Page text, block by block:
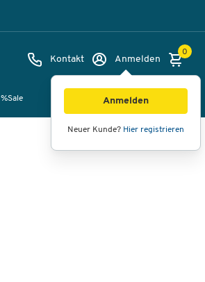
Kontakt Anmelden
Anmelden
Neuer Kunde? Hier registrieren
0
%Sale
360°-Ansicht